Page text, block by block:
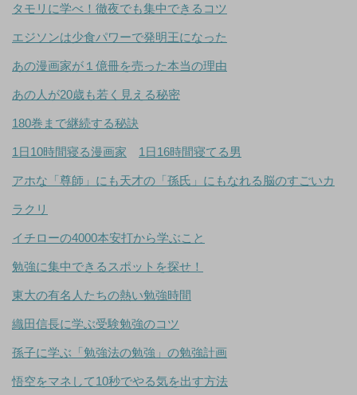
タモリに学べ！徹夜でも集中できるコツ
エジソンは少食パワーで発明王になった
あの漫画家が１億冊を売った本当の理由
あの人が20歳も若く見える秘密
180巻まで継続する秘訣
1日10時間寝る漫画家 1日16時間寝てる男
アホな「尊師」にも天才の「孫氏」にもなれる脳のすごいカ
ラクリ
イチローの4000本安打から学ぶこと
勉強に集中できるスポットを探せ！
東大の有名人たちの熱い勉強時間
織田信長に学ぶ受験勉強のコツ
孫子に学ぶ「勉強法の勉強」の勉強計画
悟空をマネして10秒でやる気を出す方法